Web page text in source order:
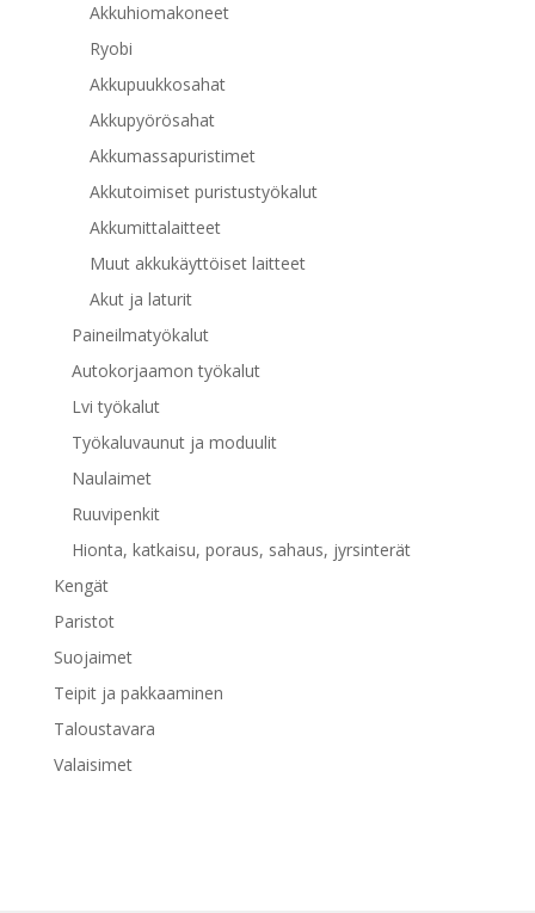
Akkuhiomakoneet
Ryobi
Akkupuukkosahat
Akkupyörösahat
Akkumassapuristimet
Akkutoimiset puristustyökalut
Akkumittalaitteet
Muut akkukäyttöiset laitteet
Akut ja laturit
Paineilmatyökalut
Autokorjaamon työkalut
Lvi työkalut
Työkaluvaunut ja moduulit
Naulaimet
Ruuvipenkit
Hionta, katkaisu, poraus, sahaus, jyrsinterät
Kengät
Paristot
Suojaimet
Teipit ja pakkaaminen
Taloustavara
Valaisimet